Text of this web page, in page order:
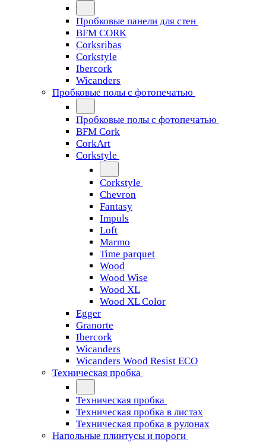
Пробковые панели для стен
BFM CORK
Corksribas
Corkstyle
Ibercork
Wicanders
Пробковые полы с фотопечатью
Пробковые полы с фотопечатью
BFM Cork
CorkArt
Corkstyle
Corkstyle
Chevron
Fantasy
Impuls
Loft
Marmo
Time parquet
Wood
Wood Wise
Wood XL
Wood XL Color
Egger
Granorte
Ibercork
Wicanders
Wicanders Wood Resist ECO
Техническая пробка
Техническая пробка
Техническая пробка в листах
Техническая пробка в рулонах
Напольные плинтусы и пороги